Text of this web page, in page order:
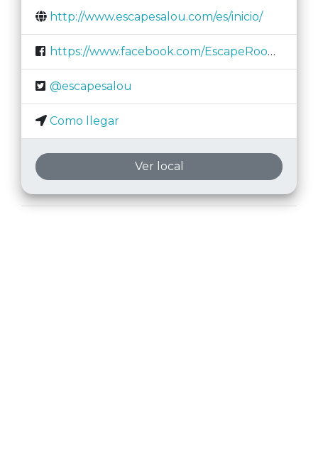
http://www.escapesalou.com/es/inicio/
https://www.facebook.com/EscapeRoomSalou/
@escapesalou
Como llegar
Ver local